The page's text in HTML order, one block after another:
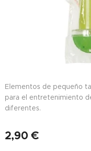
Elementos de pequeño
para el entretenimiento
diferentes.
2,90 €